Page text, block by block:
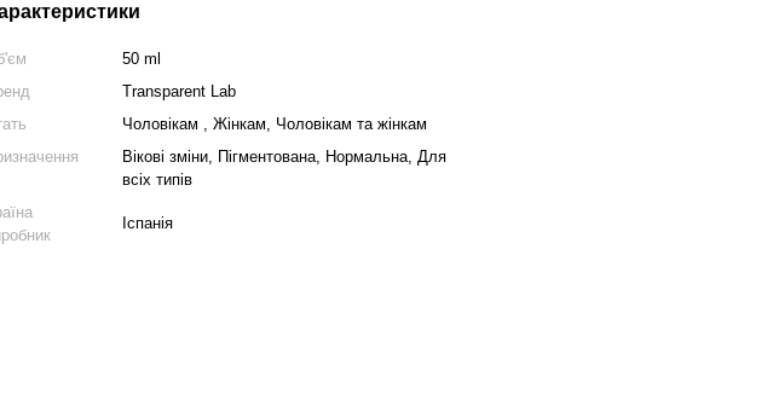
50 ml
Transparent Lab
Чоловікам , Жінкам, Чоловікам та жінкам
Вікові зміни, Пігментована, Нормальна, Для
всіх типів
Іспанія